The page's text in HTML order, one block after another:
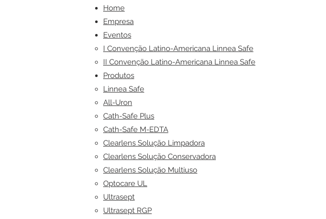
Home
Empresa
Eventos
I Convenção Latino-Americana Linnea Safe
II Convenção Latino-Americana Linnea Safe
Produtos
Linnea Safe​
All-Uron
Cath-Safe Plus
Cath-Safe M-EDTA
Clearlens Solução Limpadora
Clearlens Solução Conservadora
Clearlens Solução Multiuso
Optocare UL
Ultrasept
Ultrasept RGP